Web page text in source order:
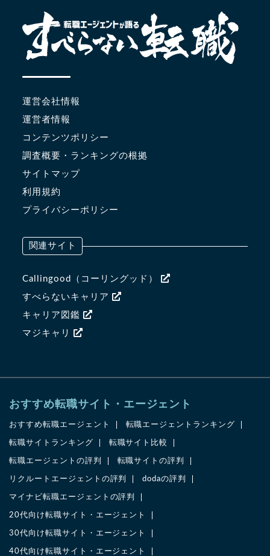
運営会社情報
運営者情報
コンテンツポリシー
調査概要・ランキングの根拠
サイトマップ
利用規約
プライバシーポリシー
関連サイト
Callingood（コーリングッド）
すべらないキャリア
キャリア図鑑
マジキャリ
おすすめ転職サイト・エージェント
おすすめ転職エージェント 転職エージェントランキング
転職サイトランキング 転職サイト比較
転職エージェントの評判 転職サイトの評判
リクルートエージェントの評判 dodaの評判
マイナビ転職エージェントの評判
20代向け転職サイト・エージェント
30代向け転職サイト・エージェント
40代向け転職サイト・エージェント